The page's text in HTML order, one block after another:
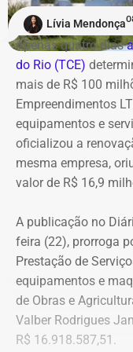
reforçou auditorias
Casa Civil.
A empresa também
blindados em sua
pela locação dos
GSI.
Os veículos serão
Suprimentos (DSU)
contrato foi firmado
Locação de Veículos
SUVs zero
motorista e sem
Cada automóvel
Lívia Mendonça
Apenas quatro dias
do Rio (TCE)
mais de R$ 100
Empreendimentos
equipamentos e
oficializou a
mesma empresa,
valor de R$ 16,9
A publicação no
feira (22), prorroga
Prestação de
equipamentos e
de Obras e
Valber Rodrigues
R$ 16.918.587,51.